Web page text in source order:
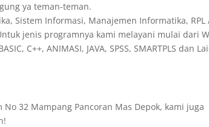
ya teman-teman.
Sistem Informasi, Manajemen Informatika, RPL
jenis programnya kami melayani mulai dari
C++, ANIMASI, JAVA, SPSS, SMARTPLS dan
32 Mampang Pancoran Mas Depok, kami juga